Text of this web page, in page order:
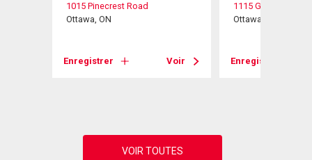
1015 Pinecrest Road
Ottawa, ON
Enregistrer Voir
1115 Grenon
Ottawa, ON
Enregistrer